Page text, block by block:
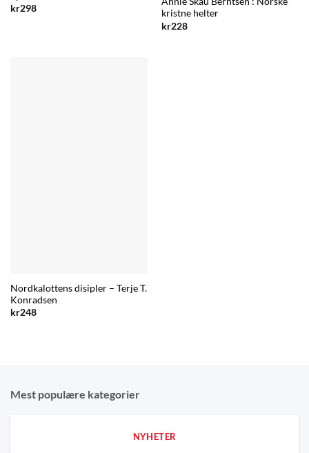
kr298
kristne helter
kr228
Nordkalottens disipler – Terje T.
Konradsen
kr248
Mest populære kategorier
NYHETER